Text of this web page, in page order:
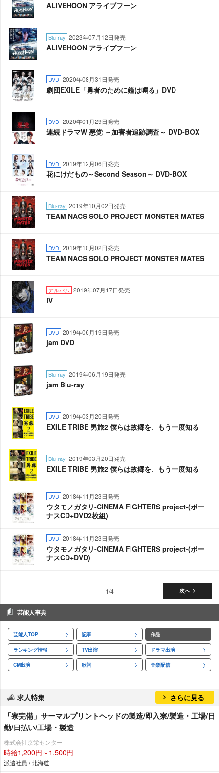
ALIVEHOON アライブフーン
Blu-ray 2023年07月12日発売
ALIVEHOON アライブフーン
DVD 2020年08月31日発売
劇団EXILE「勇者のために鐘は鳴る」DVD
DVD 2020年01月29日発売
連続ドラマW 悪党 ～加害者追跡調査～ DVD-BOX
DVD 2019年12月06日発売
花にけだもの～Second Season～ DVD-BOX
Blu-ray 2019年10月02日発売
TEAM NACS SOLO PROJECT MONSTER MATES
DVD 2019年10月02日発売
TEAM NACS SOLO PROJECT MONSTER MATES
アルバム 2019年07月17日発売
Ⅳ
DVD 2019年06月19日発売
jam DVD
Blu-ray 2019年06月19日発売
jam Blu-ray
DVD 2019年03月20日発売
EXILE TRIBE 男旅2 僕らは故郷を、もう一度知る
Blu-ray 2019年03月20日発売
EXILE TRIBE 男旅2 僕らは故郷を、もう一度知る
DVD 2018年11月23日発売
ウタモノガタリ-CINEMA FIGHTERS project-(ボー
ナスCD+DVD2枚組)
DVD 2018年11月23日発売
ウタモノガタリ-CINEMA FIGHTERS project-(ボー
ナスCD+DVD)
次へ
1/4
芸能人事典
芸能人TOP 記事 作品
ランキング情報 TV出演 ドラマ出演
CM出演 歌詞 音楽配信
求人特集 さらに見る
「寮完備」サーマルプリントヘッドの製造/即入寮/製造・工場/日
勤/日払い/工場・製造
株式会社京栄センター
時給1,200円～1,500円
派遣社員 / 北海道